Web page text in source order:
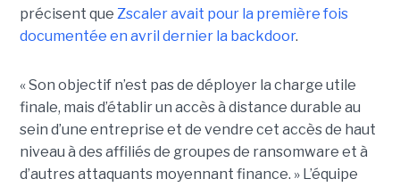
précisent que Zscaler avait pour la première fois
documentée en avril dernier la backdoor.
« Son objectif n’est pas de déployer la charge utile
finale, mais d’établir un accès à distance durable au
sein d’une entreprise et de vendre cet accès de haut
niveau à des affiliés de groupes de ransomware et à
d’autres attaquants moyennant finance. » L’équipe